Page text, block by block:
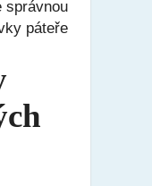
správnou
páteře